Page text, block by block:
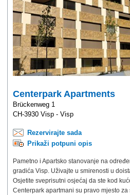
Centerpark Apartments
Brückenweg 1
CH-3930 Visp - Visp
Rezervirajte sada
Prikaži potpuni opis
Pametno i Apartsko stanovanje na
gradića Visp. Uživajte u smirenosti u
Osjetite sveprisutni osjećaj da ste kod
Centerpark apartmani su pravo mjesto